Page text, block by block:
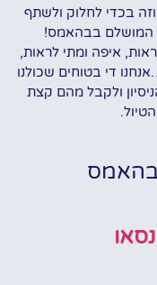
בכדי לחלוק ולשתף
המושלם בבהאמס!
איפה ומתי לראות,
די בטוחים שכולנו
ולקבל מהם קצת